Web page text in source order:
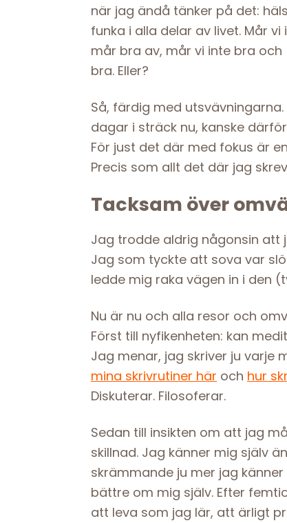
när jag ändå tänker på det:
funka i alla delar av livet. Mår
mår bra av, mår vi inte bra
bra. Eller?
Så, färdig med
dagar i sträck nu, kanske
För just det där med fokus är
Precis som allt det där jag
Tacksam över
Jag trodde aldrig någonsin att
Jag som tyckte att sova var
ledde mig raka vägen in i den
Nu är nu och alla resor och
Först till nyfikenheten: kan
Jag menar, jag skriver ju varje
mina skrivrutiner här och hur
Diskuterar. Filosoferar.
Sedan till insikten om att jag
skillnad. Jag känner mig själv
skrämmande ju mer jag
bättre om mig själv. Efter
att leva som jag lär, att ärligt